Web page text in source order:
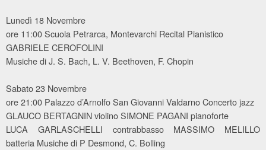
Lunedì 18 Novembre
ore 11:00 Scuola Petrarca, Montevarchi Recital Pianistico
GABRIELE CEROFOLINI
Musiche di J. S. Bach, L. V. Beethoven, F. Chopin
Sabato 23 Novembre
ore 21:00 Palazzo d’Arnolfo San Giovanni Valdarno Concerto jazz
GLAUCO BERTAGNIN violino SIMONE PAGANI pianoforte
LUCA GARLASCHELLI contrabbasso MASSIMO MELILLO
batteria Musiche di P Desmond, C. Bolling